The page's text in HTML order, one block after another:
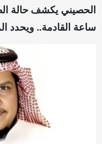
ساعة القادمة.. ويحدد